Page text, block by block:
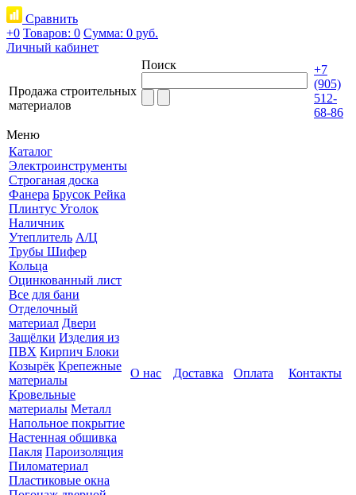
Сравнить
+0 Товаров: 0 Сумма: 0 руб.
Личный кабинет
Продажа строительных
материалов
Поиск
+7
(905)
512-
68-86
Меню
Каталог
Электроинструменты
Строганая доска
Фанера Брусок Рейка
Плинтус Уголок
Наличник
Утеплитель А/Ц
Трубы Шифер
Кольца
Оцинкованный лист
Все для бани
Отделочный
материал Двери
Защёлки Изделия из
ПВХ Кирпич Блоки
Козырёк Крепежные
материалы
Кровельные
материалы Металл
Напольное покрытие
Настенная обшивка
Пакля Пароизоляция
Пиломатериал
Пластиковые окна
О нас Доставка Оплата Контакты